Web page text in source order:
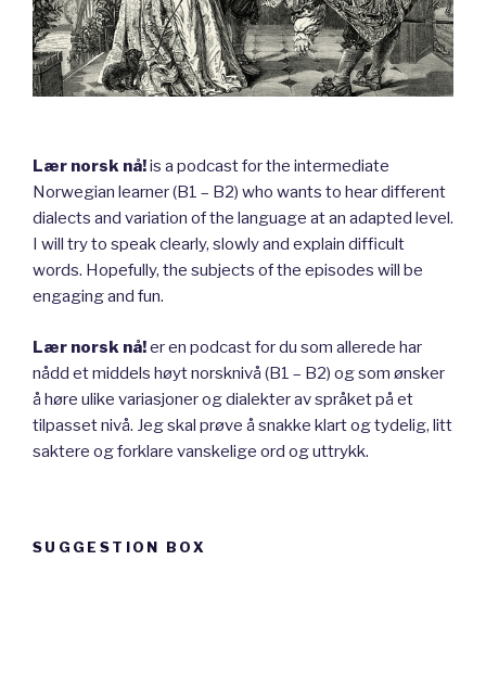
Lær norsk nå!is a podcast for the intermediate
Norwegian learner (B1 – B2) who wants to hear different
dialects and variation of the language at an adapted level.
I will try to speak clearly, slowly and explain difficult
words. Hopefully, the subjects of the episodes will be
engaging and fun.
Lær norsk nå!er en podcast for du som allerede har
nådd et middels høyt norsknivå (B1 – B2) og som ønsker
å høre ulike variasjoner og dialekter av språket på et
tilpasset nivå. Jeg skal prøve å snakke klart og tydelig, litt
saktere og forklare vanskelige ord og uttrykk.
SUGGESTION BOX